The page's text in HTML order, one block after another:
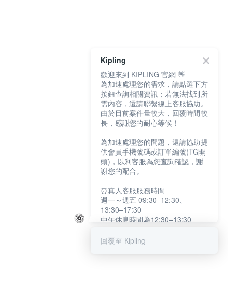
Kipling
歡迎來到 KIPLING 官網 👋
為加速處理您的需求，請點選下方
按鈕查詢相關資訊；若無法找到所
需內容，還請聯繫線上客服協助。
由於目前案件量較大，回覆時間較
長，感謝您的耐心等候！
為加速處理您的問題，還請協助提
供會員手機號碼或訂單編號(TG開
頭)，以利客服為您查詢確認，謝
謝您的配合。
⏰真人客服服務時間
週一～週五 09:30–12:30、
13:30–17:30
中午休息時間為12:30–13:30
提醒您：系統會自動已讀訊息，如
回覆至 Kipling